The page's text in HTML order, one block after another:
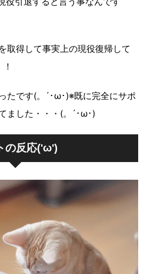
取得して事実上の現役復帰して
たです(。´･ω･)※既に完全にサポ
ました・・・(。´･ω･)
の反応('ω')